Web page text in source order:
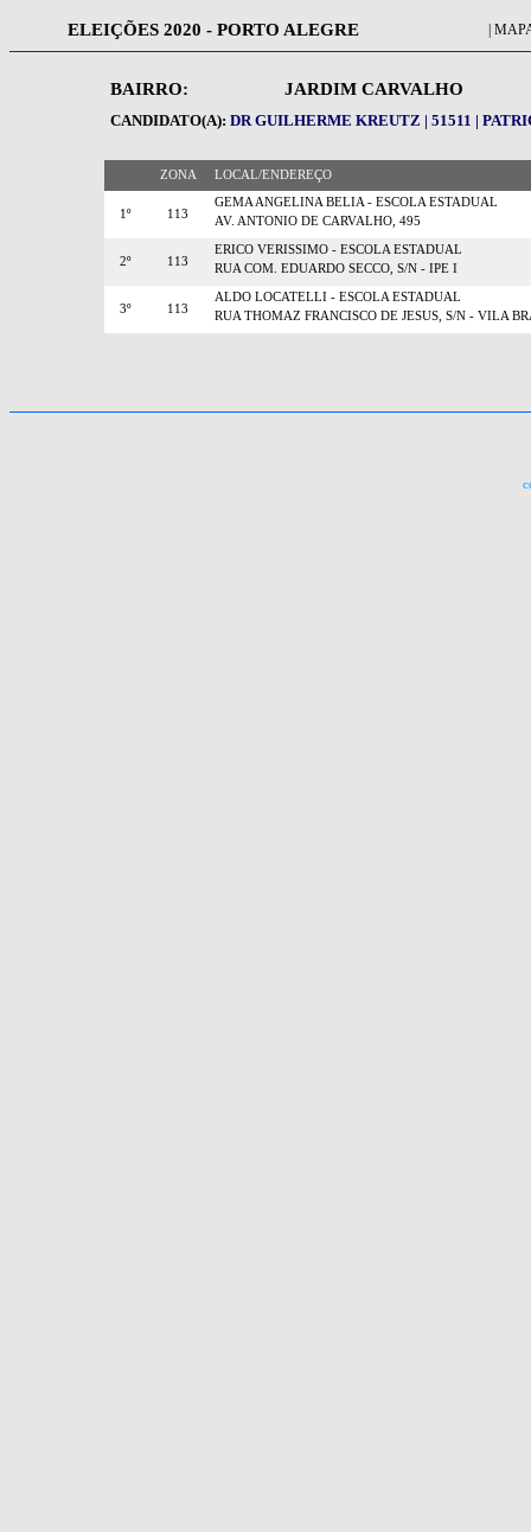
ELEIÇÕES 2020 - PORTO ALEGRE |
BAIRRO: JARDIM CARVALHO
CANDIDATO(A): DR GUILHERME KREUTZ | 51511 |
ZONA LOCAL/ENDEREÇO
1º 113
GEMA ANGELINA BELIA - ESCOLA ESTADUAL
AV. ANTONIO DE CARVALHO, 495
2º 113
ERICO VERISSIMO - ESCOLA ESTADUAL
RUA COM. EDUARDO SECCO, S/N - IPE I
3º 113
ALDO LOCATELLI - ESCOLA ESTADUAL
RUA THOMAZ FRANCISCO DE JESUS, S/N - VILA